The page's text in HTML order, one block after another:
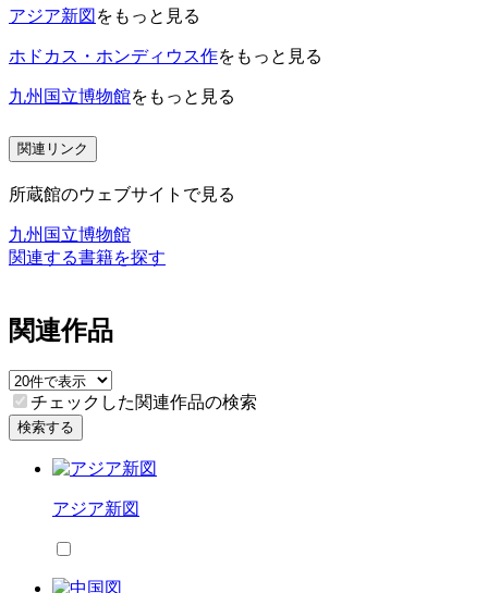
アジア新図 をもっと見る
ホドカス・ホンディウス作をもっと見る
九州国立博物館をもっと見る
関連リンク
所蔵館のウェブサイトで見る
九州国立博物館
関連する書籍を探す
関連作品
チェックした関連作品の検索
検索する
アジア新図